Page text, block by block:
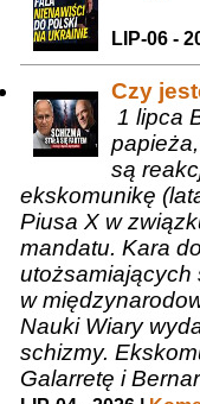
LIP-06 -
Czy
1 lipca
są
ekskomunikę
Piusa X w
mandatu. Kara
utożsamiających
w
Nauki Wiary
schizmy.
Galarretę i